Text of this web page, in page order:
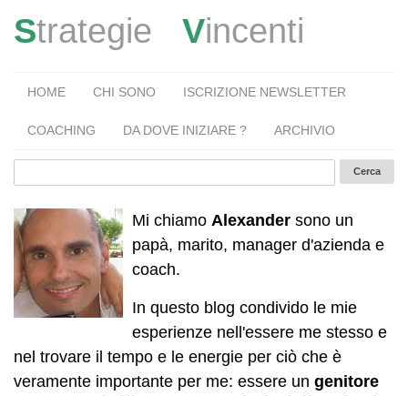
Strategie Vincenti
HOME CHI SONO ISCRIZIONE NEWSLETTER
COACHING DA DOVE INIZIARE ? ARCHIVIO
Mi chiamo Alexander sono un
papà, marito, manager d'azienda e
coach.
In questo blog condivido le mie
esperienze nell'essere me stesso e
nel trovare il tempo e le energie per ciò che è
veramente importante per me: essere un genitore